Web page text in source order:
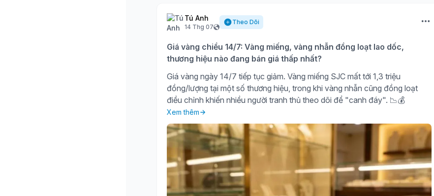
Tú Anh
14 Thg 07
Theo Dõi
Giá vàng chiều 14/7: Vàng miếng, vàng nhẫn đồng loạt lao dốc,
thương hiệu nào đang bán giá thấp nhất?
Giá vàng ngày 14/7 tiếp tục giảm. Vàng miếng SJC mất tới 1,3 triệu
đồng/lượng tại một số thương hiệu, trong khi vàng nhẫn cũng đồng loạt
điều chỉnh khiến nhiều người tranh thủ theo dõi để "canh đáy". 📉💰
Xem thêm